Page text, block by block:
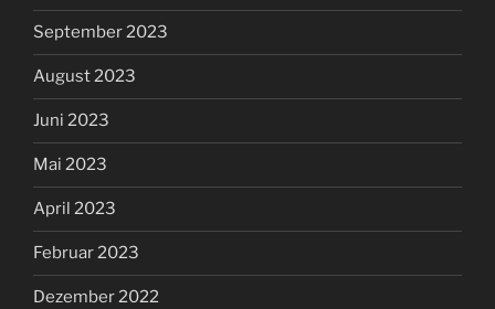
September 2023
August 2023
Juni 2023
Mai 2023
April 2023
Februar 2023
Dezember 2022